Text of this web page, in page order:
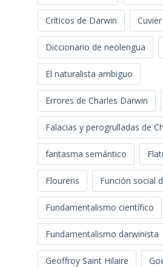
Críticos de Darwin Cuvier
Diccionario de neolengua
El naturalista ambiguo
Errores de Charles Darwin
Falacias y perogrulladas de
fantasma semántico
Flourens Función social
Fundamentalismo científico
Fundamentalismo darwinista
Geoffroy Saint Hilaire